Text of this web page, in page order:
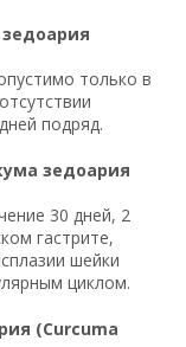
только в
подряд.
зедоария
30 дней, 2
гастрите,
шейки
циклом.
(Curcuma